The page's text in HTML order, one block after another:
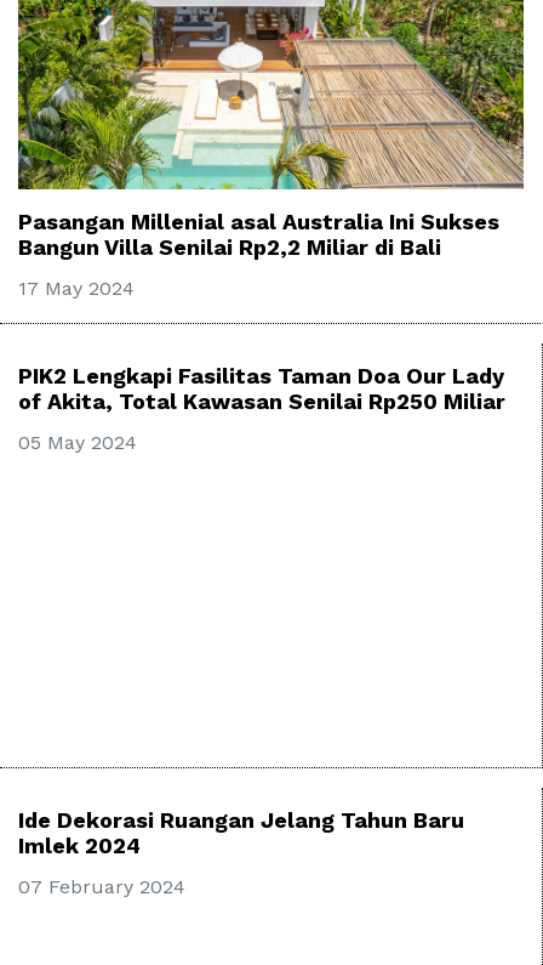
Pasangan Millenial asal Australia Ini Sukses
Bangun Villa Senilai Rp2,2 Miliar di Bali
17 May 2024
PIK2 Lengkapi Fasilitas Taman Doa Our Lady
of Akita, Total Kawasan Senilai Rp250 Miliar
05 May 2024
Ide Dekorasi Ruangan Jelang Tahun Baru
Imlek 2024
07 February 2024